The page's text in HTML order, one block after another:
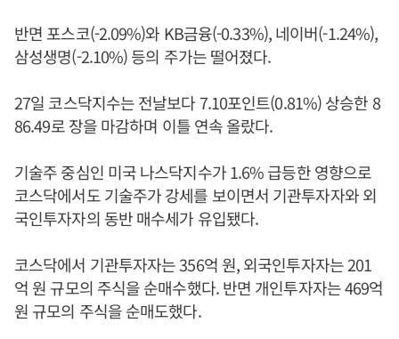
반면 포스코(-2.09%)와 KB금융(-0.33%), 네이버(-1.24%),
삼성생명(-2.10%) 등의 주가는 떨어졌다.
27일 코스닥지수는 전날보다 7.10포인트(0.81%) 상승한 8
86.49로 장을 마감하며 이틀 연속 올랐다.
기술주 중심인 미국 나스닥지수가 1.6% 급등한 영향으로
코스닥에서도 기술주가 강세를 보이면서 기관투자자와 외
국인투자자의 동반 매수세가 유입됐다.
코스닥에서 기관투자자는 356억 원, 외국인투자자는 201
억 원 규모의 주식을 순매수했다. 반면 개인투자자는 469억
원 규모의 주식을 순매도했다.